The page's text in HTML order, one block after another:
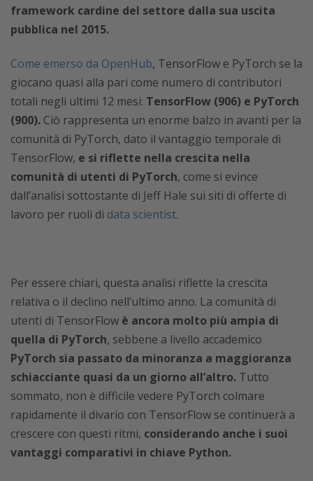
framework cardine del settore dalla sua uscita
pubblica nel 2015.
Come emerso da OpenHub, TensorFlow e PyTorch se la
giocano quasi alla pari come numero di contributori
totali negli ultimi 12 mesi: TensorFlow (906) e PyTorch
(900). Ciò rappresenta un enorme balzo in avanti per la
comunità di PyTorch, dato il vantaggio temporale di
TensorFlow, e si riflette nella crescita nella
comunità di utenti di PyTorch, come si evince
dall’analisi sottostante di Jeff Hale sui siti di offerte di
lavoro per ruoli di data scientist.
Per essere chiari, questa analisi riflette la crescita
relativa o il declino nell’ultimo anno. La comunità di
utenti di TensorFlow è ancora molto più ampia di
quella di PyTorch, sebbene a livello accademico
PyTorch sia passato da minoranza a maggioranza
schiacciante quasi da un giorno all’altro. Tutto
sommato, non è difficile vedere PyTorch colmare
rapidamente il divario con TensorFlow se continuerà a
crescere con questi ritmi, considerando anche i suoi
vantaggi comparativi in chiave Python.